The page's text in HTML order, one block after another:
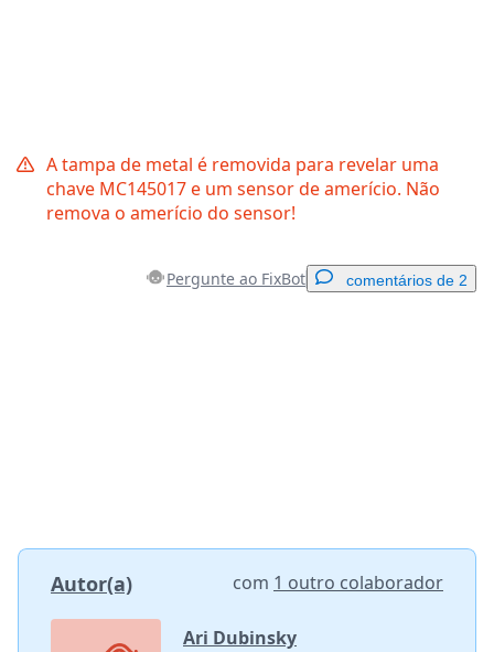
A tampa de metal é removida para revelar uma
chave MC145017 e um sensor de amerício. Não
remova o amerício do sensor!
Pergunte ao FixBot comentários de 2
Autor(a) com 1 outro colaborador
Ari Dubinsky